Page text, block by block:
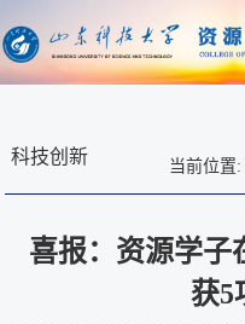
科技创新 当前位置:
喜报：资源学子
获5